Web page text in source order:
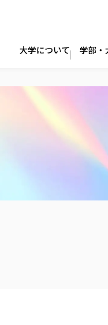
大学について 学部・